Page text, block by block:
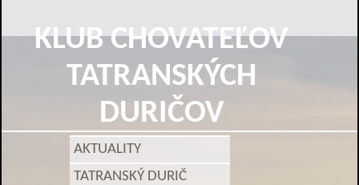
KLUB CHOVATEĽOV
TATRANSKÝCH
DURIČOV
AKTUALITY
TATRANSKÝ DURIČ